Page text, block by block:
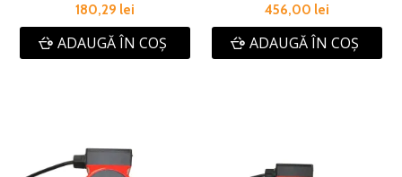
180,29 lei
ADAUGĂ ÎN COŞ
456,00 lei
ADAUGĂ ÎN COŞ